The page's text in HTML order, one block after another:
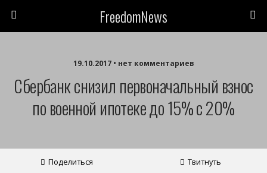
FreedomNews
19.10.2017 • нет комментариев
Сбербанк снизил первоначальный взнос
по военной ипотеке до 15% с 20%
Поделиться Твитнуть